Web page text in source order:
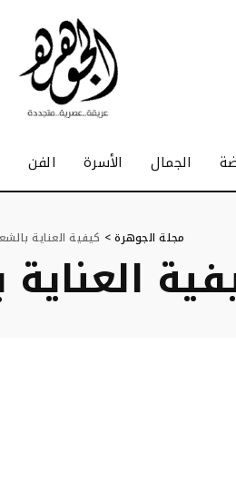
الجمال الأسرة الفن
مجلة الجوهرة> كيفية العناية